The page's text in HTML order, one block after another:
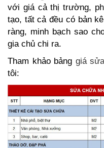
với giá cả thị trường,
tạo, tất cả đều có bản
ràng, minh bạch sao
gia chủ chi ra.
Tham khảo bảng giá
tôi: